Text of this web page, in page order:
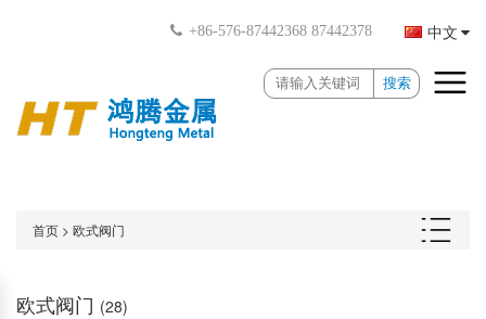
中文
+86-576-87442368 87442378
搜索
首页 > 欧式阀门
欧式阀门 (28)